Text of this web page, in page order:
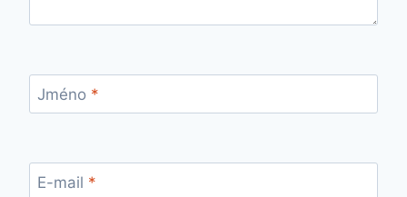
Jméno *
E-mail *